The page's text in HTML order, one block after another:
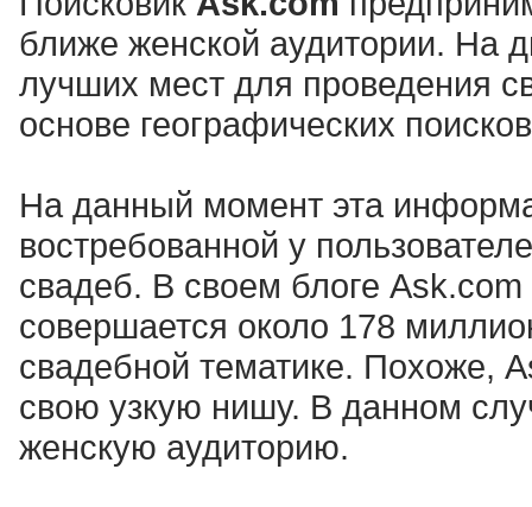
ближе женской аудитории. На
лучших мест для проведения
основе географических
На данный момент эта
востребованной у
свадеб. В своем блоге
совершается около 178
свадебной тематике. Похоже,
свою узкую нишу. В данном
женскую аудиторию.